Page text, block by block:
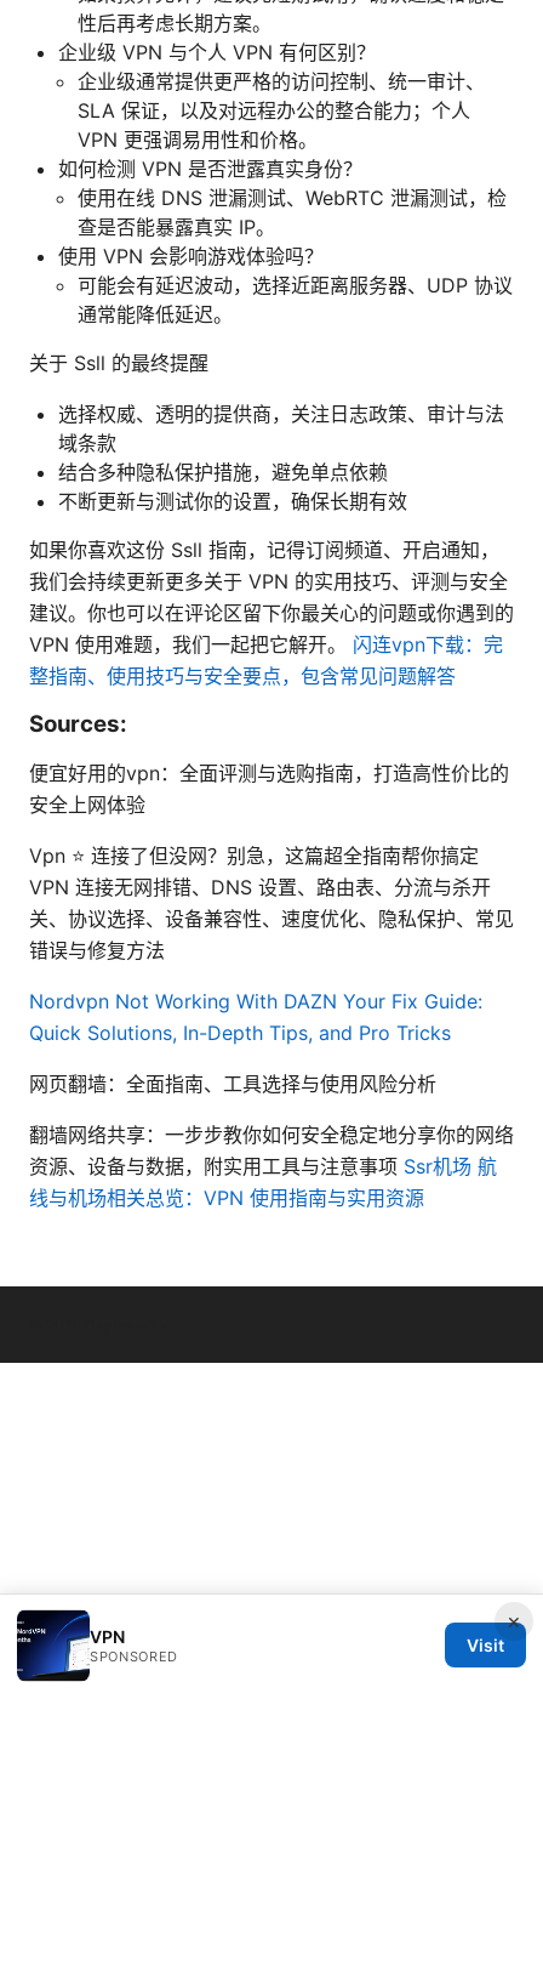
性后再考虑长期方案。
企业级 VPN 与个人 VPN 有何区别？
企业级通常提供更严格的访问控制、统一审计、
SLA 保证，以及对远程办公的整合能力；个人
VPN 更强调易用性和价格。
如何检测 VPN 是否泄露真实身份？
使用在线 DNS 泄漏测试、WebRTC 泄漏测试，检
查是否能暴露真实 IP。
使用 VPN 会影响游戏体验吗？
可能会有延迟波动，选择近距离服务器、UDP 协议
通常能降低延迟。
关于 Ssll 的最终提醒
选择权威、透明的提供商，关注日志政策、审计与法
域条款
结合多种隐私保护措施，避免单点依赖
不断更新与测试你的设置，确保长期有效
如果你喜欢这份 Ssll 指南，记得订阅频道、开启通知，
我们会持续更新更多关于 VPN 的实用技巧、评测与安全
建议。你也可以在评论区留下你最关心的问题或你遇到的
VPN 使用难题，我们一起把它解开。 闪连vpn下载：完
整指南、使用技巧与安全要点，包含常见问题解答
Sources:
便宜好用的vpn：全面评测与选购指南，打造高性价比的
安全上网体验
Vpn ⭐ 连接了但没网？别急，这篇超全指南帮你搞定
VPN 连接无网排错、DNS 设置、路由表、分流与杀开
关、协议选择、设备兼容性、速度优化、隐私保护、常见
错误与修复方法
Nordvpn Not Working With DAZN Your Fix Guide:
Quick Solutions, In-Depth Tips, and Pro Tricks
网页翻墙：全面指南、工具选择与使用风险分析
翻墙网络共享：一步步教你如何安全稳定地分享你的网络
资源、设备与数据，附实用工具与注意事项 Ssr机场 航
线与机场相关总览：VPN 使用指南与实用资源
×
VPN
SPONSORED
Visit